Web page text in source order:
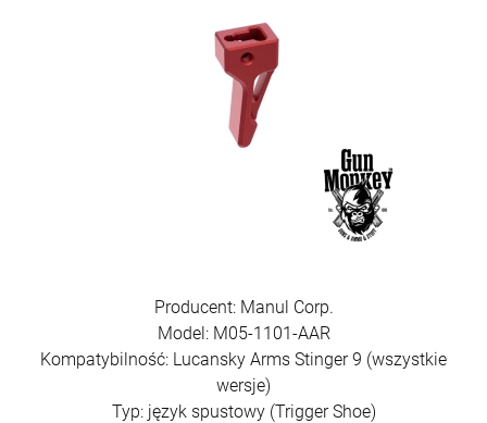
Producent: Manul Corp.
Model: M05-1101-AAR
Kompatybilność: Lucansky Arms Stinger 9 (wszystkie
wersje)
Typ: język spustowy (Trigger Shoe)